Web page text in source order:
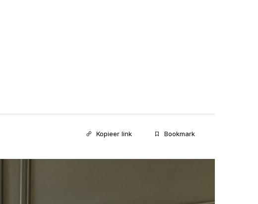
Kopieer link Bookmark